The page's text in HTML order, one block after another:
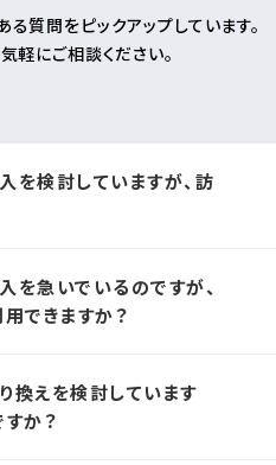
質問をピックアップしています。
軽にご相談ください。
検討していますが、訪
能なエリアがございます。
法人携帯の導入プランをご提案致し
急いでいるのですが、
できますか？
最短1日で法人携帯をご利用いただ
換えを検討しています
か？